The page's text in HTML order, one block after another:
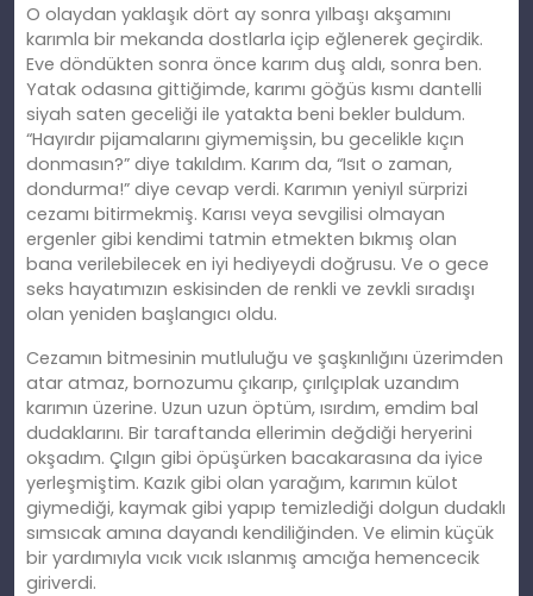
O olaydan yaklaşık dört ay sonra yılbaşı akşamını
karımla bir mekanda dostlarla içip eğlenerek geçirdik.
Eve döndükten sonra önce karım duş aldı, sonra ben.
Yatak odasına gittiğimde, karımı göğüs kısmı dantelli
siyah saten geceliği ile yatakta beni bekler buldum.
“Hayırdır pijamalarını giymemişsin, bu gecelikle kıçın
donmasın?” diye takıldım. Karım da, “Isıt o zaman,
dondurma!” diye cevap verdi. Karımın yeniyıl sürprizi
cezamı bitirmekmiş. Karısı veya sevgilisi olmayan
ergenler gibi kendimi tatmin etmekten bıkmış olan
bana verilebilecek en iyi hediyeydi doğrusu. Ve o gece
seks hayatımızın eskisinden de renkli ve zevkli sıradışı
olan yeniden başlangıcı oldu.
Cezamın bitmesinin mutluluğu ve şaşkınlığını üzerimden
atar atmaz, bornozumu çıkarıp, çırılçıplak uzandım
karımın üzerine. Uzun uzun öptüm, ısırdım, emdim bal
dudaklarını. Bir taraftanda ellerimin değdiği heryerini
okşadım. Çılgın gibi öpüşürken bacakarasına da iyice
yerleşmiştim. Kazık gibi olan yarağım, karımın külot
giymediği, kaymak gibi yapıp temizlediği dolgun dudaklı
sımsıcak amına dayandı kendiliğinden. Ve elimin küçük
bir yardımıyla vıcık vıcık ıslanmış amcığa hemencecik
giriverdi.